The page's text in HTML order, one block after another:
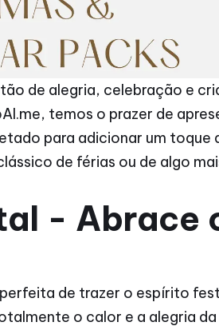
de alegria, celebração e
temos o prazer de
para adicionar um toque
de férias ou de algo
- Abrace
de trazer o espírito
o calor e a alegria